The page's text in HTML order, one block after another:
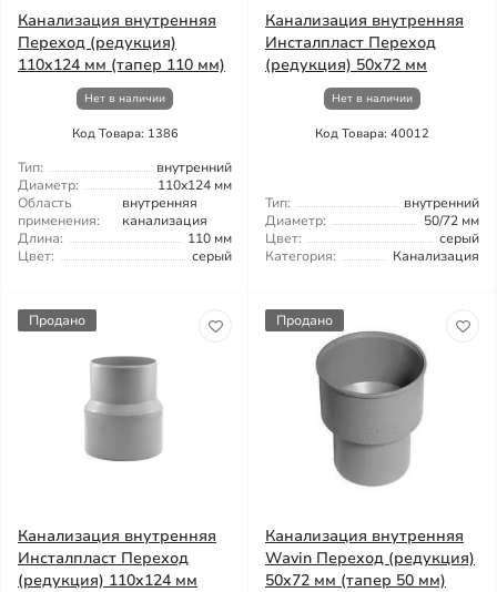
Канализация внутренняя
Переход (редукция)
110x124 мм (тапер 110 мм)
Нет в наличии
Код Товара: 1386
Тип:
внутренний
Диаметр:
110x124 мм
Область
применения:
внутренняя
канализация
Длина:
110 мм
Цвет:
серый
Канализация внутренняя
Инсталпласт Переход
(редукция) 50x72 мм
Нет в наличии
Код Товара: 40012
Тип:
внутренний
Диаметр:
50/72 мм
Цвет:
серый
Категория:
Канализация
Продано
Канализация внутренняя
Инсталпласт Переход
(редукция) 110x124 мм
Продано
Канализация внутренняя
Wavin Переход (редукция)
50x72 мм (тапер 50 мм)